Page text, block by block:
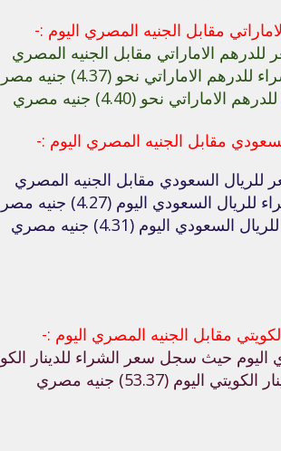
مقابل الجنيه المصري اليوم :-
للدرهم الاماراتي مقابل الجنيه المصري
الاماراتي نحو (4.37) جنيه مصري
نحو (4.40) جنيه مصري
مقابل الجنيه المصري اليوم :-
للريال السعودي مقابل الجنيه المصري
السعودي اليوم (4.27) جنيه مصري
اليوم (4.31) جنيه مصري
مقابل الجنيه المصري اليوم :-
اليوم حيث سجل سعر الشراء للدينار الكويتي اليوم
اليوم (53.37) جنيه مصري